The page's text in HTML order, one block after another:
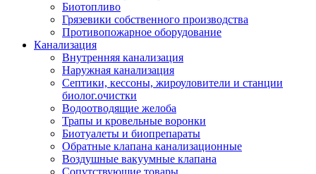
Биотопливо
Грязевики собственного производства
Противопожарное оборудование
Канализация
Внутренняя канализация
Наружная канализация
Септики, кессоны, жироуловители и станции
биолог.очистки
Водоотводящие желоба
Трапы и кровельные воронки
Биотуалеты и биопрепараты
Обратные клапана канализационные
Воздушные вакуумные клапана
Сопутствующие товары